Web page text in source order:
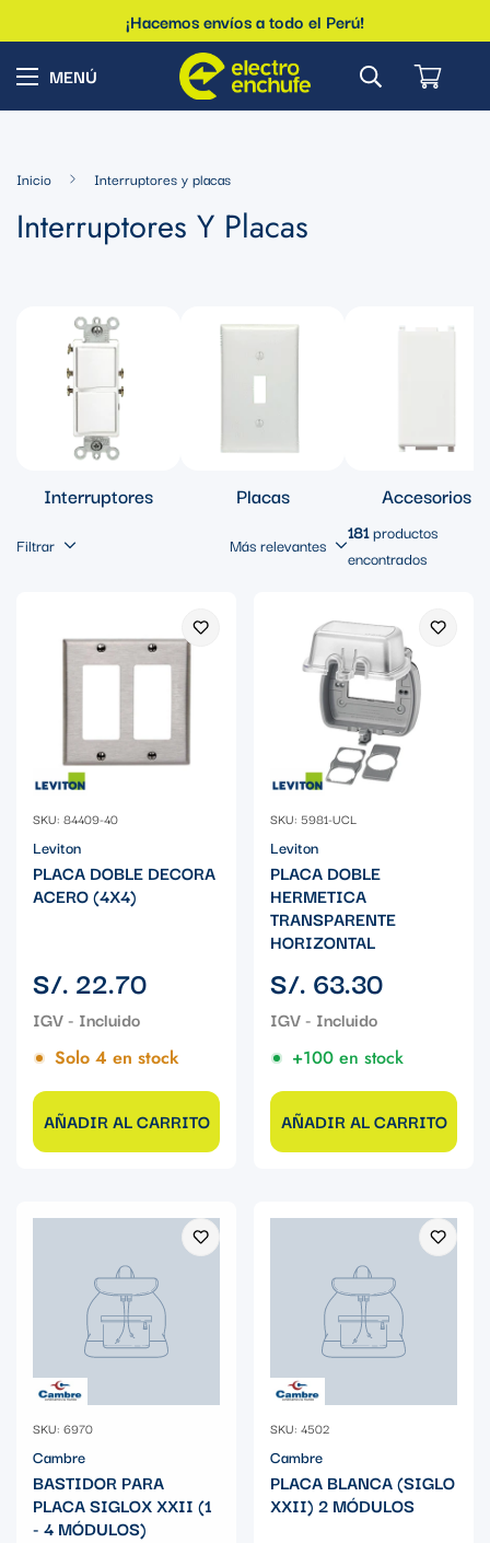
¡Hacemos envíos a todo el Perú!
Inicio Interruptores y placas
Interruptores Y Placas
Interruptores Placas Accesorios
Filtrar Más relevantes
181productos
encontrados
SKU: 84409-40
Leviton
PLACA DOBLE DECORA
ACERO (4X4)
Precio
regular
S/. 22.70
Solo 4 en stock
AÑADIR AL CARRITO
SKU: 5981-UCL
Leviton
PLACA DOBLE
HERMETICA
TRANSPARENTE
HORIZONTAL
Precio
regular
S/. 63.30
+100 en stock
AÑADIR AL CARRITO
SKU: 6970
Cambre
BASTIDOR PARA
PLACA SIGLOX XXII (1
- 4 MÓDULOS)
SKU: 4502
Cambre
PLACA BLANCA (SIGLO
XXII) 2 MÓDULOS